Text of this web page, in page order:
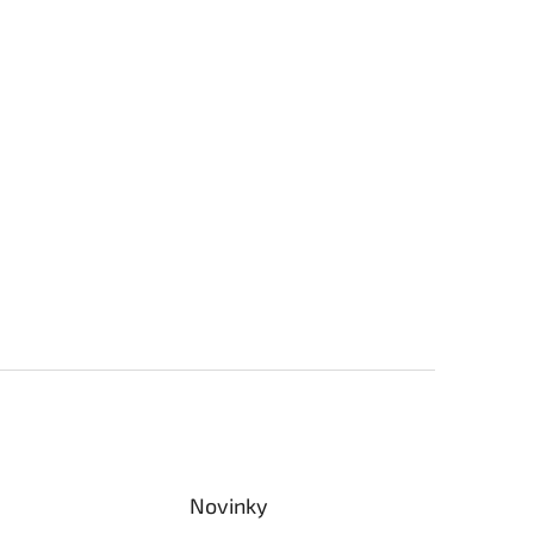
Novinky